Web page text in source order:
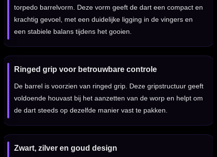
torpedo barrelvorm. Deze vorm geeft de dart een compact en
krachtig gevoel, met een duidelijke ligging in de vingers en
een stabiele balans tijdens het gooien.
Ringed grip voor betrouwbare controle
De barrel is voorzien van ringed grip. Deze gripstructuur geeft
voldoende houvast bij het aanzetten van de worp en helpt om
de dart steeds op dezelfde manier vast te pakken.
Zwart, zilver en goud design